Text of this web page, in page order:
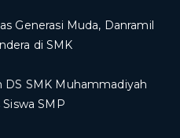
Generasi Muda, Danramil
di SMK
SMK Muhammadiyah
SMP